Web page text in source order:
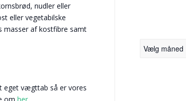
nudler eller
eller vegetabilske
masser af kostfibre samt
eget vægttab så er vores